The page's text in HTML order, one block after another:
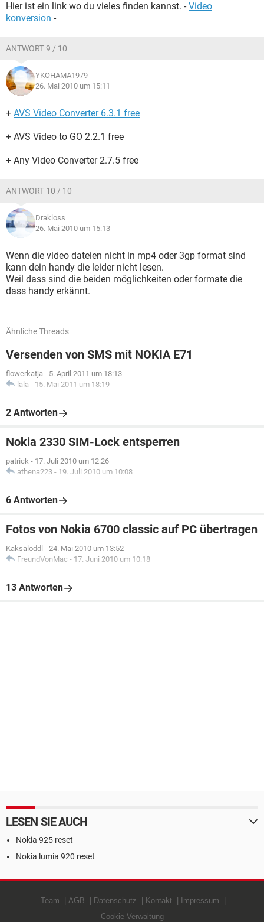
Hier ist ein link wo du vieles finden kannst. - Video
konversion -
ANTWORT 9 / 10
YKOHAMA1979
26. Mai 2010 um 15:11
+ AVS Video Converter 6.3.1 free
+ AVS Video to GO 2.2.1 free
+ Any Video Converter 2.7.5 free
ANTWORT 10 / 10
Drakloss
26. Mai 2010 um 15:13
Wenn die video dateien nicht in mp4 oder 3gp format sind
kann dein handy die leider nicht lesen.
Weil dass sind die beiden möglichkeiten oder formate die
dass handy erkännt.
Ähnliche Threads
Versenden von SMS mit NOKIA E71
flowerkatja - 5. April 2011 um 18:13
lala - 15. Mai 2011 um 18:19
2 Antworten
Nokia 2330 SIM-Lock entsperren
patrick - 17. Juli 2010 um 12:26
athena223 - 19. Juli 2010 um 10:08
6 Antworten
Fotos von Nokia 6700 classic auf PC übertragen
Kaksaloddl - 24. Mai 2010 um 13:52
FreundVonMac - 17. Juni 2010 um 10:18
13 Antworten
LESEN SIE AUCH
Nokia 925 reset
Nokia lumia 920 reset
Team AGB Datenschutz Kontakt
Impressum
Cookie-Verwaltung